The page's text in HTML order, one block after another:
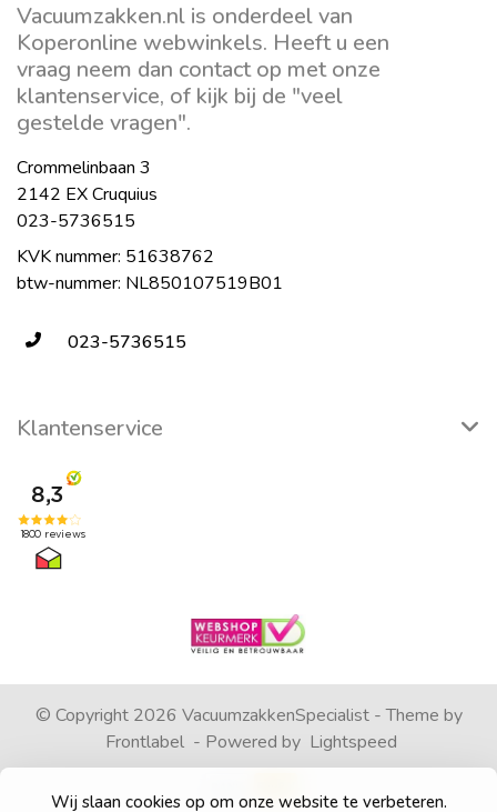
Wij slaan cookies op om onze website te verbeteren.
Vacuumzakken.nl is onderdeel van
Koperonline webwinkels. Heeft u een
vraag neem dan contact op met onze
klantenservice, of kijk bij de "veel
gestelde vragen".
Crommelinbaan 3
2142 EX Cruquius
023-5736515
KVK nummer: 51638762
btw-nummer: NL850107519B01
023-5736515
Klantenservice
© Copyright 2026 VacuumzakkenSpecialist - Theme by
Frontlabel - Powered by Lightspeed